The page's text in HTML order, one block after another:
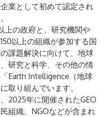
業として初めて認定され
上の政府と、研究機関や
以上の組織が参加する国
課題解決に向けて、地球
研究と科学、その他の情
Earth Intelligence（地球
取り組んでいます。
2025年に開催されたGEO
組織、NGOなどが含まれ